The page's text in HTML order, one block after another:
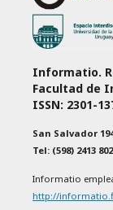
Informatio.
Facultad de
ISSN: 2301-
San Salvador
Tel: (598) 2413
Informatio
http://